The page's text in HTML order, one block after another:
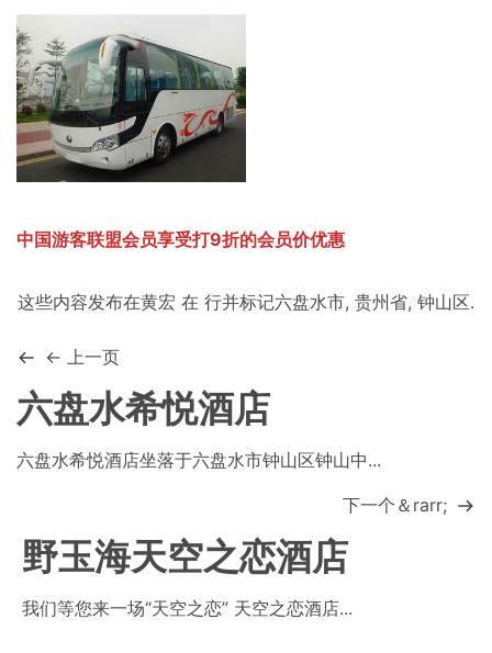
中国游客联盟会员享受打9折的会员价优惠
这些内容发布在黄宏 在 行并标记六盘水市, 贵州省, 钟山区.
← 上一页
六盘水希悦酒店
六盘水希悦酒店坐落于六盘水市钟山区钟山中...
下一个＆rarr;
野玉海天空之恋酒店
我们等您来一场“天空之恋” 天空之恋酒店...